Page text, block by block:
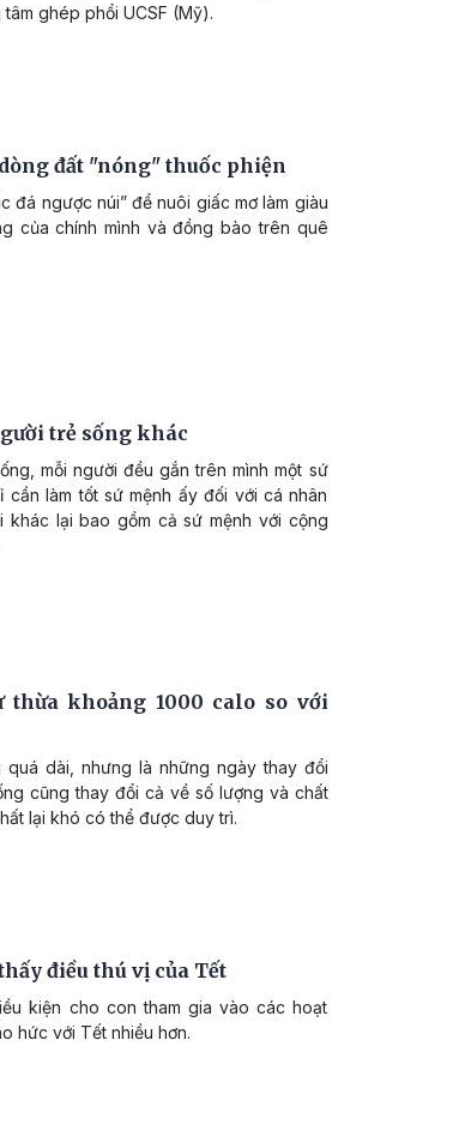
ghép phổi UCSF (Mỹ).
đất "nóng" thuốc phiện
đá ngược núi” để nuôi giấc mơ làm giàu
của chính mình và đồng bào trên quê
trẻ sống khác
mỗi người đều gắn trên mình một sứ
làm tốt sứ mệnh ấy đối với cá nhân
khác lại bao gồm cả sứ mệnh với cộng
thừa khoảng 1000 calo so với
dài, nhưng là những ngày thay đổi
cũng thay đổi cả về số lượng và chất
lại khó có thể được duy trì.
điều thú vị của Tết
kiện cho con tham gia vào các hoạt
hức với Tết nhiều hơn.